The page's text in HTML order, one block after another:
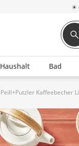
☀
Haushalt Bad
Peill+Putzler Kaffeebecher